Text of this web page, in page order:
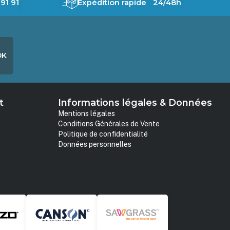
91 Expédition rapide 24/48h
Informations légales & Données
Mentions légales
Conditions Générales de Vente
Politique de confidentialité
Données personnelles